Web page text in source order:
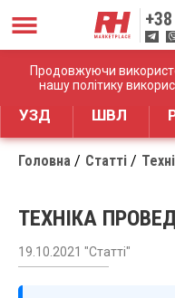
Продовжуючи
нашу політику
+38
Дистрибуція
УЗД ШВЛ
Головна Статті
ТЕХНІКА
19.10.2021 "Статті"